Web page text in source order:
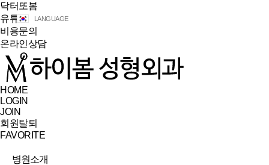
닥터또봄
유튜브
비용문의
온라인상담
LANGUAGE
HOME
LOGIN
JOIN
회원탈퇴
FAVORITE
병원소개